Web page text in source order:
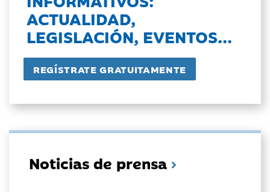
ACTUALIDAD,
LEGISLACIÓN, EVENTOS...
Noticias de prensa